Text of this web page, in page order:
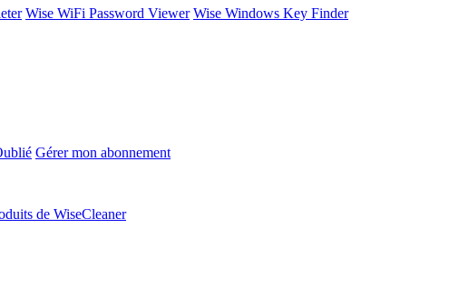
Wise WiFi Password Viewer Wise Windows Key Finder
Gérer mon abonnement
de WiseCleaner